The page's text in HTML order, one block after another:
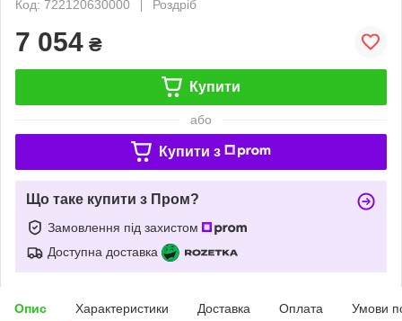
Код: 722120630000
Роздріб
7 054 ₴
Купити
або
Купити з
Що таке купити з Пром?
Замовлення під захистом
Доступна доставка
Опис Характеристики Доставка Оплата Умови